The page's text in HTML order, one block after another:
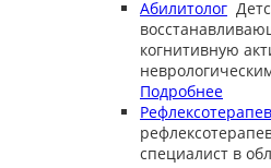
Абилитолог
когнитивную
Подробнее
специалист в